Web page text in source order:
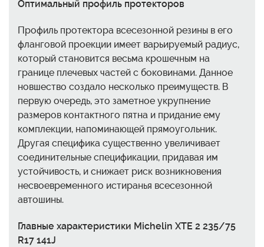
Оптимальный профиль протекторов
Профиль протектора всесезонной резины в его
фланговой проекции имеет варьируемый радиус,
который становится весьма крошечным на
границе плечевых частей с боковинами. Данное
новшество создало несколько преимуществ. В
первую очередь, это заметное укрупнение
размеров контактного пятна и придание ему
комплекции, напоминающей прямоугольник.
Другая специфика существенно увеличивает
соединительные спецификации, придавая им
устойчивость, и снижает риск возникновения
несвоевременного истиранья всесезонной
автошины.
Главные характеристики Michelin XTE 2 235/75
R17 141J